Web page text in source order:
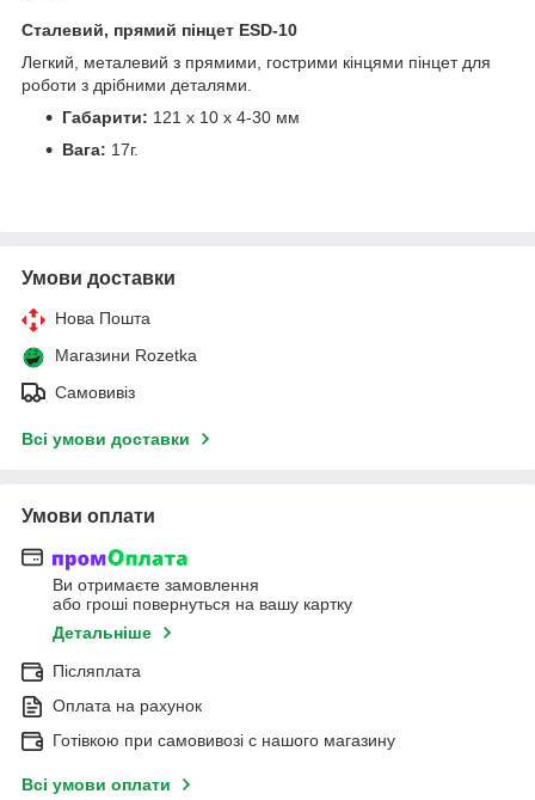
Сталевий, прямий пінцет ESD-10
Легкий, металевий з прямими, гострими кінцями пінцет для
роботи з дрібними деталями.
Габарити: 121 х 10 х 4-30 мм
Вага: 17г.
Умови доставки
Нова Пошта
Магазини Rozetka
Самовивіз
Всі умови доставки
Умови оплати
Ви отримаєте замовлення
або гроші повернуться на вашу картку
Детальніше
Післяплата
Оплата на рахунок
Готівкою при самовивозі c нашого магазину
Всі умови оплати